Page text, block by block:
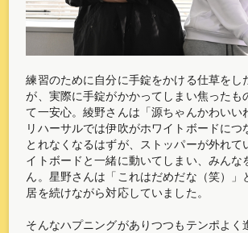
練習のために自分に手錠をかける仕草をし
が、実際に手錠がかかってしまい焦ったも
て一安心。綾野さんは「源ちゃんかわいい
リハーサルでは伊吹がホワイトボードにつ
とれなくなるはずが、ストッパーが外れて
イトボードと一緒に動いてしまい、みんな
ん。星野さんは「これはだめだな（笑）」
居を続けながら対応していました。
そんなハプニングがありつつもテンポよく